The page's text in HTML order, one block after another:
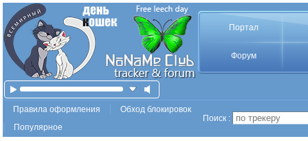
Портал
Форум
Правила оформления
Обход блокировок
Популярное
Поиск :